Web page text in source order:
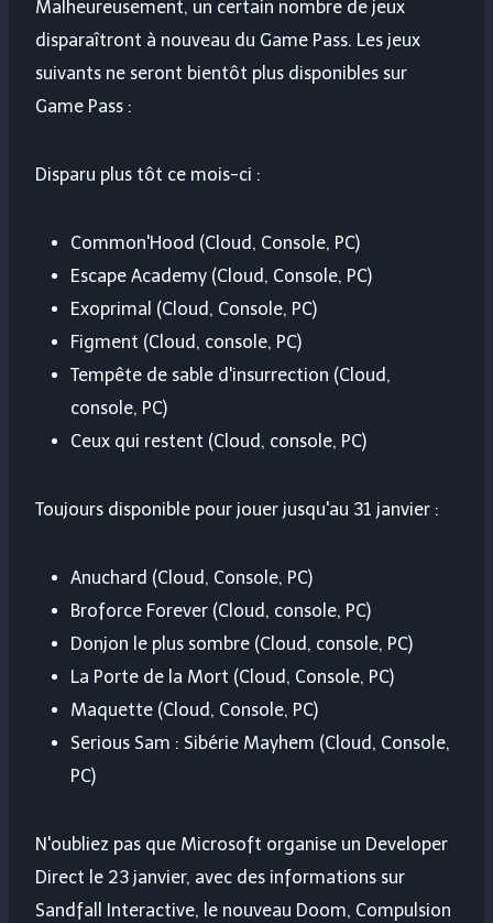
Malheureusement, un certain nombre de jeux
disparaîtront à nouveau du Game Pass. Les jeux
suivants ne seront bientôt plus disponibles sur
Game Pass :
Disparu plus tôt ce mois-ci :
Common'Hood (Cloud, Console, PC)
Escape Academy (Cloud, Console, PC)
Exoprimal (Cloud, Console, PC)
Figment (Cloud, console, PC)
Tempête de sable d'insurrection (Cloud,
console, PC)
Ceux qui restent (Cloud, console, PC)
Toujours disponible pour jouer jusqu'au 31 janvier :
Anuchard (Cloud, Console, PC)
Broforce Forever (Cloud, console, PC)
Donjon le plus sombre (Cloud, console, PC)
La Porte de la Mort (Cloud, Console, PC)
Maquette (Cloud, Console, PC)
Serious Sam : Sibérie Mayhem (Cloud, Console,
PC)
N'oubliez pas que Microsoft organise un Developer
Direct le 23 janvier, avec des informations sur
Sandfall Interactive, le nouveau Doom, Compulsion